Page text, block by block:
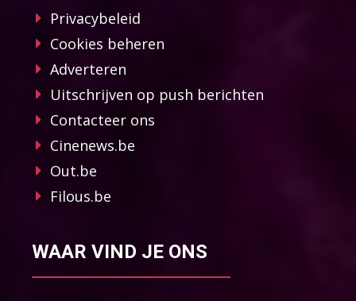
Privacybeleid
Cookies beheren
Adverteren
Uitschrijven op push berichten
Contacteer ons
Cinenews.be
Out.be
Filous.be
WAAR VIND JE ONS